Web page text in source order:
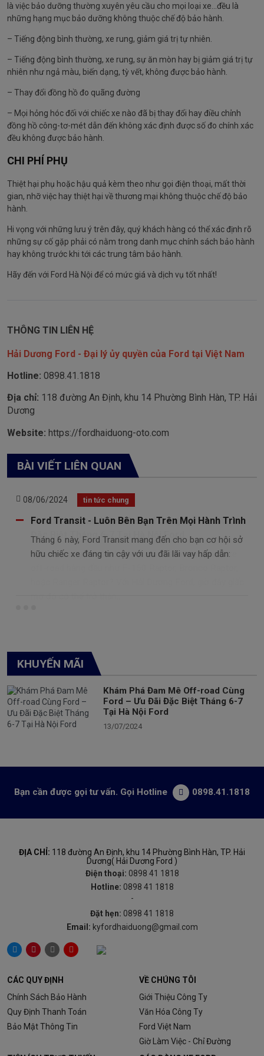
là việc bảo dưỡng thường xuyên yêu cầu cho mọi loại xe…đều là
những hạng mục bảo dưỡng không thuộc chế độ bảo hành.
– Tiếng động bình thường, xe rung, giảm giá trị tự nhiên.
– Tiếng động bình thường, xe rung, sự ăn mòn hay bị giảm giá trị tự
nhiên như ngả màu, biến dạng, tỳ vết, không được bảo hành.
– Thay đổi đồng hồ đo quãng đường
– Mọi hỏng hóc đối với chiếc xe nào đã bị thay đổi hay điều chỉnh
đồng hồ công-tơ-mét dẫn đến không xác định được số đo chính xác
đều không được bảo hành.
CHI PHÍ PHỤ
Thiệt hại phụ hoặc hậu quả kèm theo như gọi điện thoại, mất thời
gian, nhỡ việc hay thiệt hại về thương mại không thuộc chế độ bảo
hành.
Hi vọng với những lưu ý trên đây, quý khách hàng có thể xác định rõ
những sự cố gặp phải có nằm trong danh mục chính sách bảo hành
hay không trước khi tới các trung tâm bảo hành.
Hãy đến với Ford Hà Nội để có mức giá và dịch vụ tốt nhất!
THÔNG TIN LIÊN HỆ
Hải Dương Ford - Đại lý ủy quyền của Ford tại Việt Nam
Hotline: 0898.41.1818
Địa chỉ: 118 đường An Định, khu 14 Phường Bình Hàn, TP. Hải
Dương
Website: https://fordhaiduong-oto.com
BÀI VIẾT LIÊN QUAN
08/06/2024 tin tức chung
Ford Transit - Luôn Bên Bạn Trên Mọi Hành Trình
Tháng 6 này, Ford Transit mang đến cho bạn cơ hội sở
hữu chiếc xe đáng tin cậy với ưu đãi lãi vay hấp dẫn:
KHUYẾN MÃI
Khám Phá Đam Mê Off-road Cùng
Ford – Ưu Đãi Đặc Biệt Tháng 6-7
Tại Hà Nội Ford
13/07/2024
Bạn cần được gọi tư vấn. Gọi Hotline 0898.41.1818
CÁC QUY ĐỊNH
Chính Sách Bảo Hành
Quy Định Thanh Toán
Bảo Mật Thông Tin
VỀ CHÚNG TÔI
Giới Thiệu Công Ty
Văn Hóa Công Ty
Ford Việt Nam
Giờ Làm Việc - Chỉ Đường
ĐỊA CHỈ: 118 đường An Định, khu 14 Phường Bình Hàn, TP. Hải
Dương( Hải Dương Ford )
Điện thoại: 0898 41 1818
Hotline: 0898 41 1818
-
Đặt hẹn: 0898 41 1818
Email: kyfordhaiduong@gmail.com